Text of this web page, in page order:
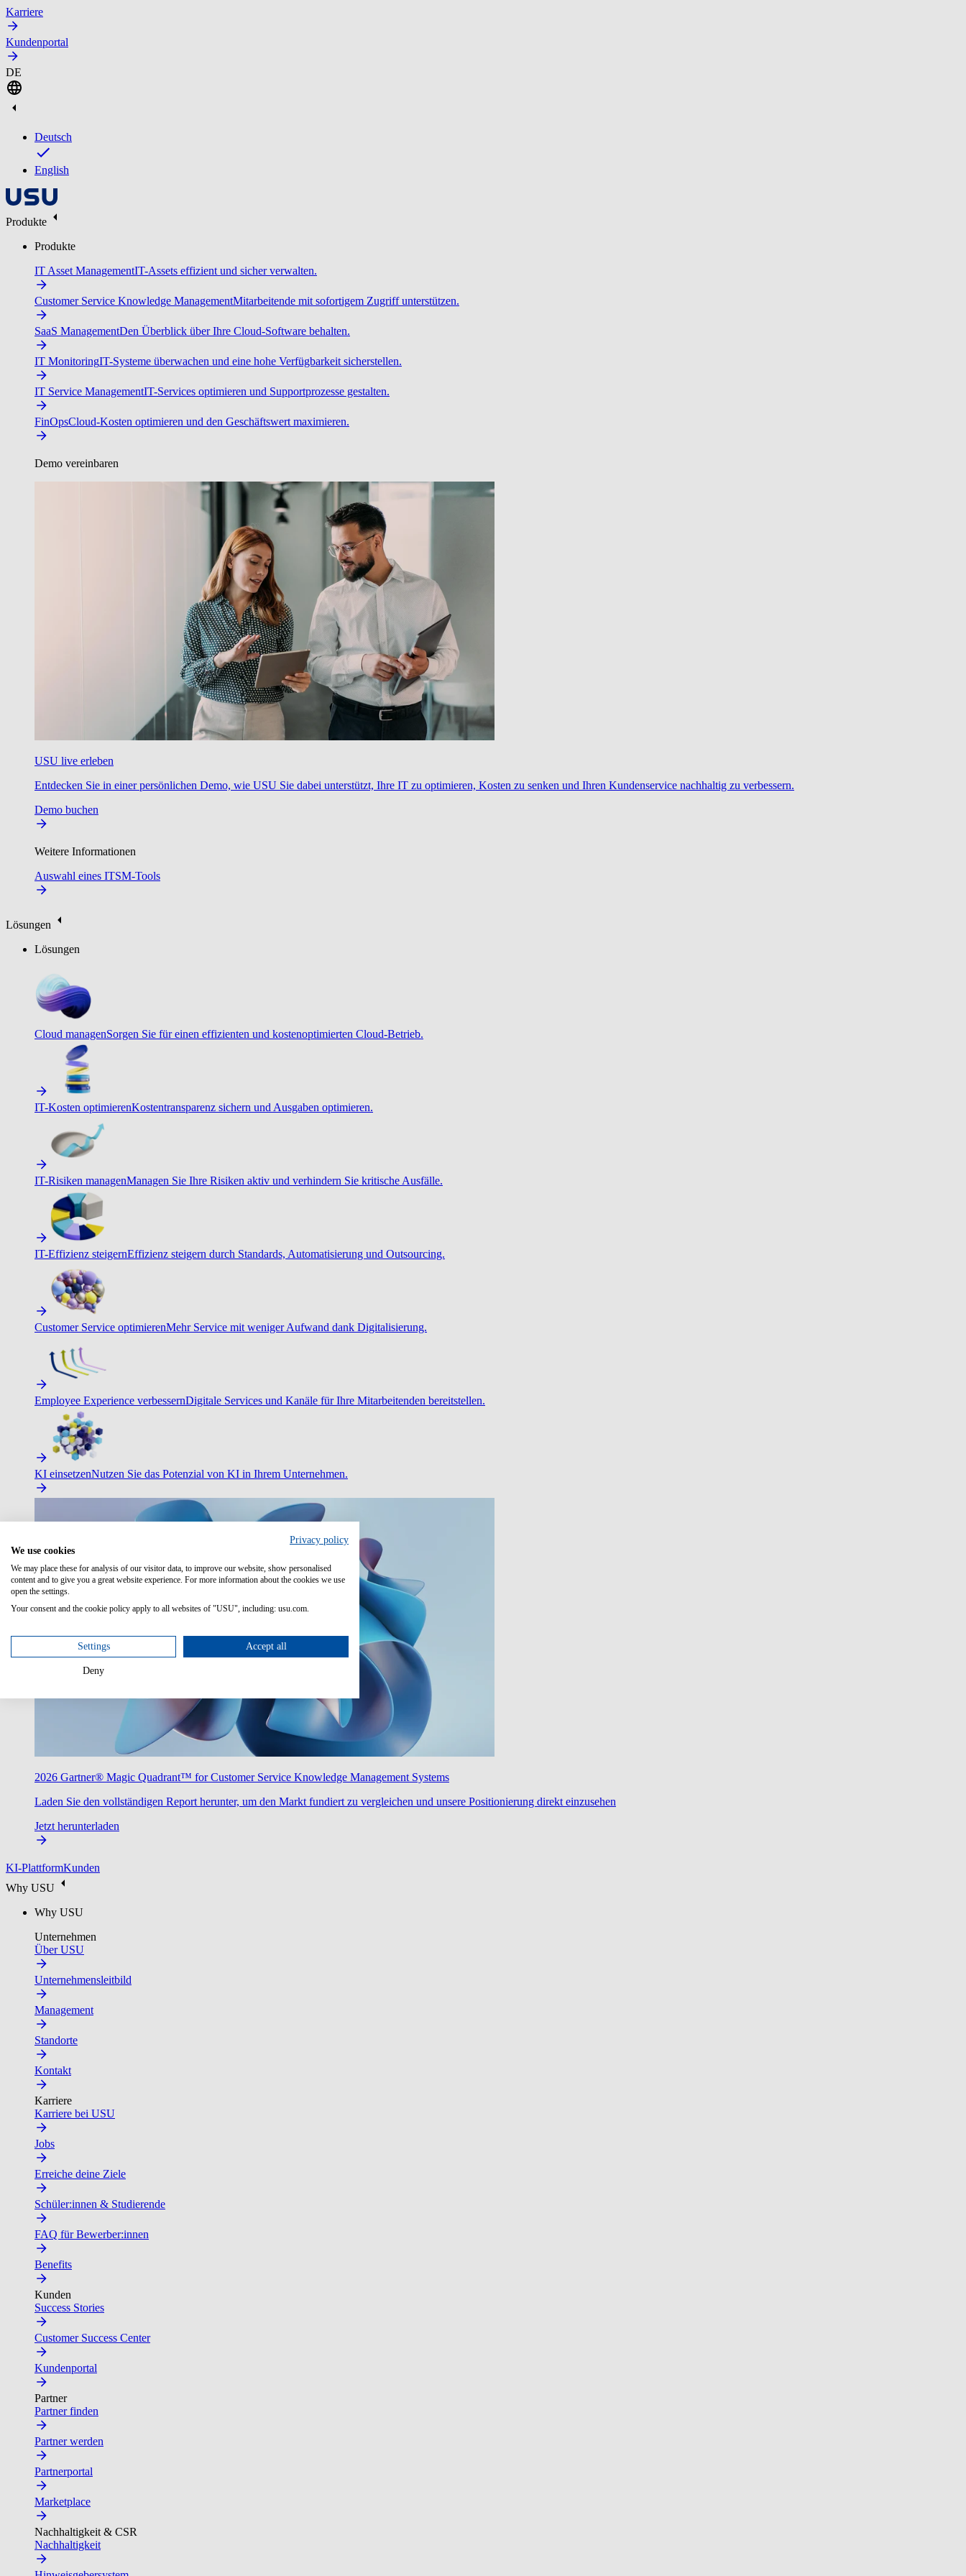
Karriere
Kundenportal
DE
Deutsch
English
Produkte
Produkte
IT Asset ManagementIT-Assets effizient und sicher verwalten.
Customer Service Knowledge ManagementMitarbeitende mit sofortigem Zugriff unterstützen.
SaaS ManagementDen Überblick über Ihre Cloud-Software behalten.
IT MonitoringIT-Systeme überwachen und eine hohe Verfügbarkeit sicherstellen.
IT Service ManagementIT-Services optimieren und Supportprozesse gestalten.
FinOpsCloud-Kosten optimieren und den Geschäftswert maximieren.
Demo vereinbaren
USU live erleben
Entdecken Sie in einer persönlichen Demo, wie USU Sie dabei unterstützt, Ihre IT zu optimieren, Kosten zu senken und Ihren Kundenservice nachhaltig zu verbessern.
Demo buchen
Weitere Informationen
Auswahl eines ITSM-Tools
Lösungen
Lösungen
Cloud managenSorgen Sie für einen effizienten und kostenoptimierten Cloud-Betrieb.
IT-Kosten optimierenKostentransparenz sichern und Ausgaben optimieren.
IT-Risiken managenManagen Sie Ihre Risiken aktiv und verhindern Sie kritische Ausfälle.
IT-Effizienz steigernEffizienz steigern durch Standards, Automatisierung und Outsourcing.
Customer Service optimierenMehr Service mit weniger Aufwand dank Digitalisierung.
Employee Experience verbessernDigitale Services und Kanäle für Ihre Mitarbeitenden bereitstellen.
KI einsetzenNutzen Sie das Potenzial von KI in Ihrem Unternehmen.
2026 Gartner® Magic Quadrant™ for Customer Service Knowledge Management Systems
Laden Sie den vollständigen Report herunter, um den Markt fundiert zu vergleichen und unsere Positionierung direkt einzusehen
Jetzt herunterladen
KI-PlattformKunden
Why USU
Why USU
Unternehmen
Über USU
Unternehmensleitbild
Management
Standorte
Kontakt
Karriere
Karriere bei USU
Jobs
Erreiche deine Ziele
Schüler:innen & Studierende
FAQ für Bewerber:innen
Benefits
Kunden
Success Stories
Customer Success Center
Kundenportal
Partner
Partner finden
Partner werden
Partnerportal
Marketplace
Nachhaltigkeit & CSR
Nachhaltigkeit
Privacy policy
We use cookies
We may place these for analysis of our visitor data, to improve our website, show personalised
content and to give you a great website experience. For more information about the cookies we use
open the settings.
Your consent and the cookie policy apply to all websites of "USU", including: usu.com.
Settings Accept all
Deny